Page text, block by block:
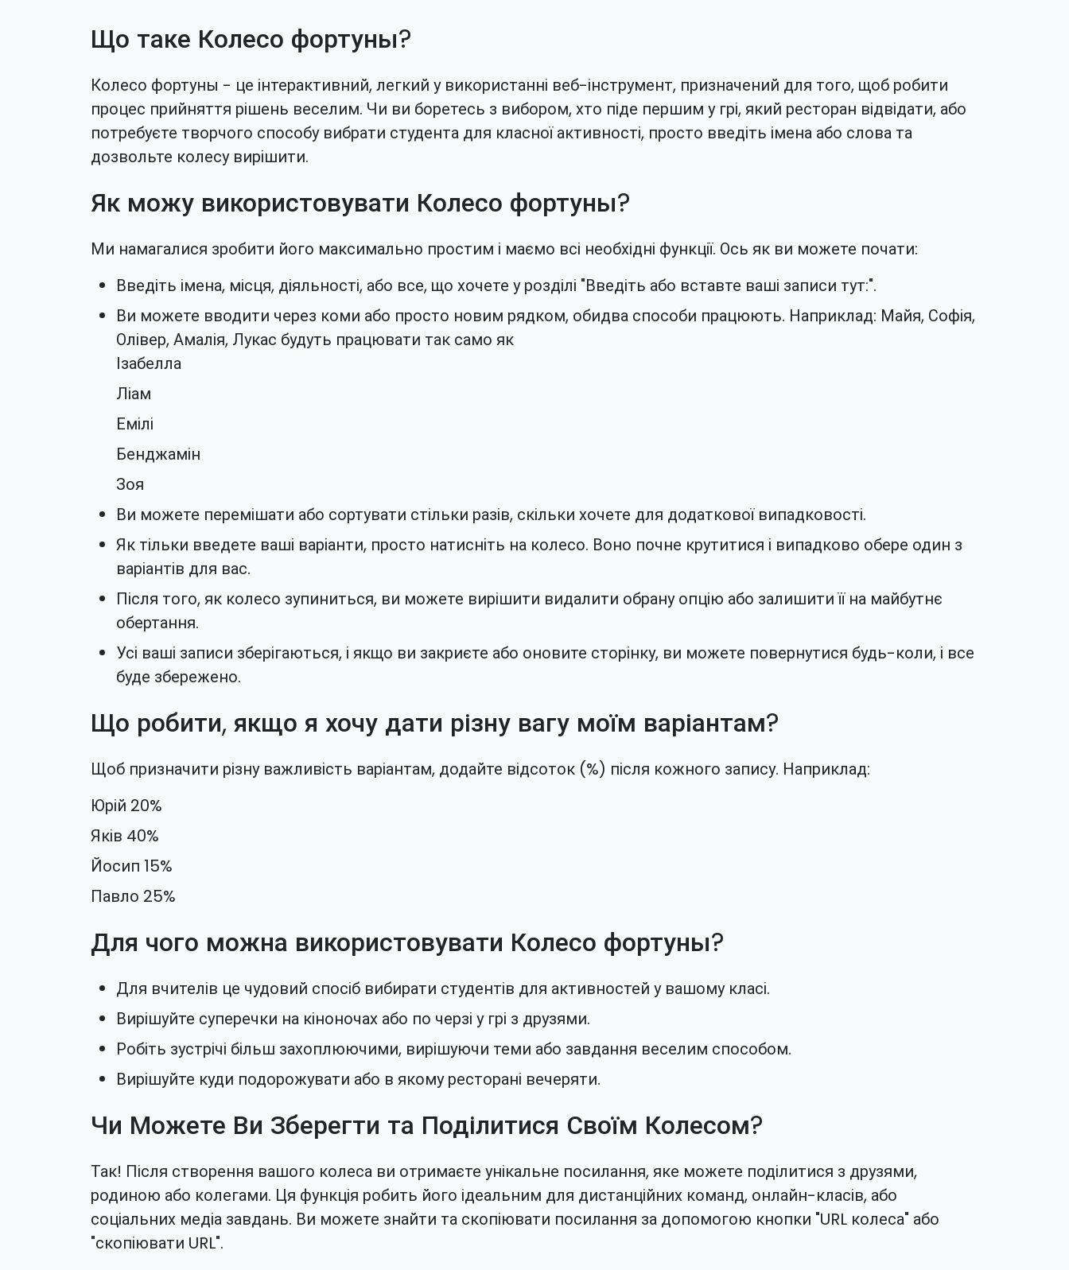
Що таке Колесо фортуны?
Колесо фортуны - це інтерактивний, легкий у використанні веб-інструмент, призначений для того, щоб робити
процес прийняття рішень веселим. Чи ви боретесь з вибором, хто піде першим у грі, який ресторан відвідати, або
потребуєте творчого способу вибрати студента для класної активності, просто введіть імена або слова та
дозвольте колесу вирішити.
Як можу використовувати Колесо фортуны?
Ми намагалися зробити його максимально простим і маємо всі необхідні функції. Ось як ви можете почати:
Введіть імена, місця, діяльності, або все, що хочете у розділі "Введіть або вставте ваші записи тут:".
Ви можете вводити через коми або просто новим рядком, обидва способи працюють. Наприклад: Майя, Софія,
Олівер, Амалія, Лукас будуть працювати так само як
Ізабелла
Ліам
Емілі
Бенджамін
Зоя
Ви можете перемішати або сортувати стільки разів, скільки хочете для додаткової випадковості.
Як тільки введете ваші варіанти, просто натисніть на колесо. Воно почне крутитися і випадково обере один з
варіантів для вас.
Після того, як колесо зупиниться, ви можете вирішити видалити обрану опцію або залишити її на майбутнє
обертання.
Усі ваші записи зберігаються, і якщо ви закриєте або оновите сторінку, ви можете повернутися будь-коли, і все
буде збережено.
Що робити, якщо я хочу дати різну вагу моїм варіантам?
Щоб призначити різну важливість варіантам, додайте відсоток (%) після кожного запису. Наприклад:
Юрій 20%
Яків 40%
Йосип 15%
Павло 25%
Для чого можна використовувати Колесо фортуны?
Для вчителів це чудовий спосіб вибирати студентів для активностей у вашому класі.
Вирішуйте суперечки на кіноночах або по черзі у грі з друзями.
Робіть зустрічі більш захоплюючими, вирішуючи теми або завдання веселим способом.
Вирішуйте куди подорожувати або в якому ресторані вечеряти.
Чи Можете Ви Зберегти та Поділитися Своїм Колесом?
Так! Після створення вашого колеса ви отримаєте унікальне посилання, яке можете поділитися з друзями,
родиною або колегами. Ця функція робить його ідеальним для дистанційних команд, онлайн-класів, або
соціальних медіа завдань. Ви можете знайти та скопіювати посилання за допомогою кнопки "URL колеса" або
"скопіювати URL".